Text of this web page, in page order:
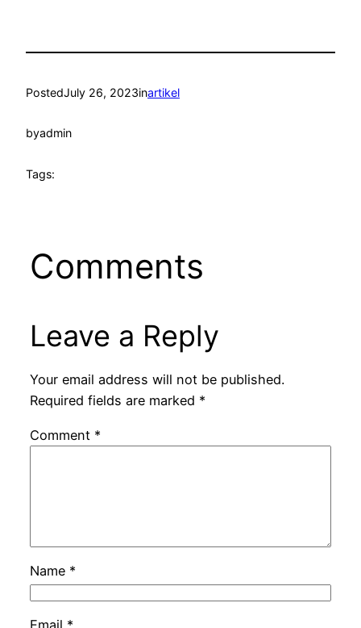
PostedJuly 26, 2023inartikel
byadmin
Tags:
Comments
Leave a Reply
Your email address will not be published.
Required fields are marked *
Comment *
Name *